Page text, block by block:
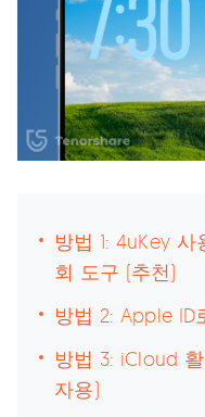
방법 1: 4uKey
회 도구 (추천)
방법 2: Apple ID
방법 3: iCloud
자용)